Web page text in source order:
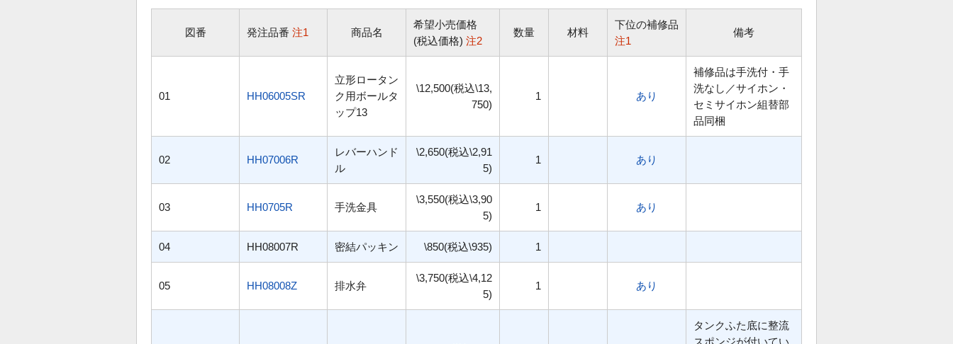
図番 発注品番 注1 商品名
希望小売価格
(税込価格) 注2
数量 材料
下位の補修品
注1
備考
01 HH06005SR
立形ロータン
ク用ボールタ
ップ13
\12,500(税込\13,
750)
1 あり
補修品は手洗付・手
洗なし／サイホン・
セミサイホン組替部
品同梱
02 HH07006R
レバーハンド
ル
\2,650(税込\2,91
5)
1 あり
03 HH0705R 手洗金具
\3,550(税込\3,90
5)
1 あり
04 HH08007R 密結パッキン \850(税込\935) 1
05 HH08008Z 排水弁
\3,750(税込\4,12
5)
1 あり
タンクふた底に整流
スポンジが付いてい